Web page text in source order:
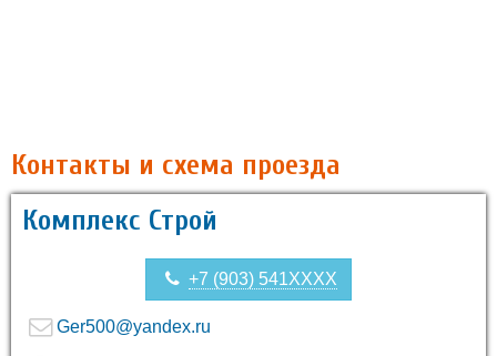
Контакты и схема проезда
Комплекс Строй
+7 (903) 541XXXX
Ger500@yandex.ru